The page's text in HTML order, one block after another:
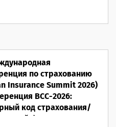
по страхованию
Insurance Summit 2026)
ВСС-2026:
код страхования/
фактор»